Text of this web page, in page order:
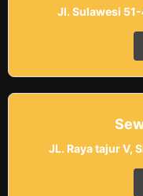
Jl. Sulawesi
JL. Raya tajur V,